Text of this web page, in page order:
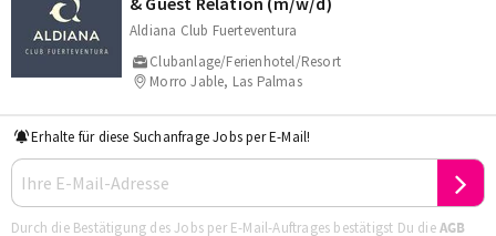
Aldiana Club Fuerteventura
Clubanlage/Ferienhotel/Resort
Morro Jable, Las Palmas
Erhalte für diese Suchanfrage Jobs per E-Mail!
Durch die Bestätigung des Jobs per E-Mail-Auftrages bestätigst Du dieAGB